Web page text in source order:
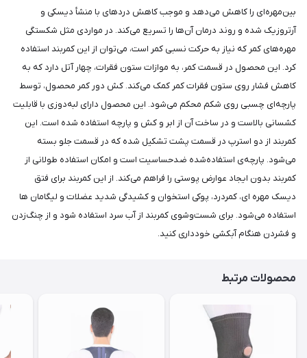
بین‌مهره‌ای را کاهش می‌دهد و موجب کاهش دردهای با منشأ دیسکی و
آرتروزیک شده و روند درمان آن‌ها را تسریع می‌کند. در مواردی مثل شکستگی
مهره‌های کمر که نیاز به حرکت نسبی کمر است، می‌توان از این کمربند استفاده
کرد. این محصول در قسمت کمر، به موازات ستون فقرات، چهار آتل دارد که به
کاهش فشار روی ستون فقرات کمر کمک می‌کند. کش دور کمر محصول، توسط
پارچه‌ای چسبی روی شکم محکم می‌شود. این محصول دارای لبه‌دوزی با قابلیت
کشسانی بالاست و در ساخت آن از ابر و کش و پارچه‌ استفاده شده است. این
کمربند از دو استرپ در قسمت پشت تشکیل شده که در قسمت جلو بسته
می‌شود. پارچه‌ی استفاده‌شده ضدحساسیت است و امکان استفاده طولانی از
کمربند بدون ایجاد عوارض پوستی را فراهم می‌کند. از این کمربند برای فتق
دیسک مهره ای، کمردرد، پوکی استخوان و کشیدگی شدید عضلات و لیگامان ها
استفاده می‌شود. برای شست‌وشوی کمربند از آب سرد استفاده شود و از چنگ‌زدن
و فشردن هنگام آبکشی خودداری کنید.
محصولات مرتبط